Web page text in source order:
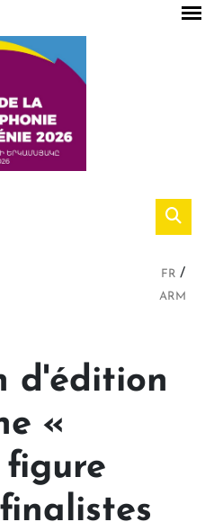
FR
ARM
d'édition
«